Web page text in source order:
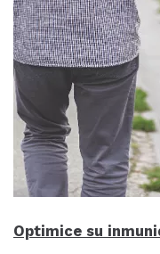
Optimice su